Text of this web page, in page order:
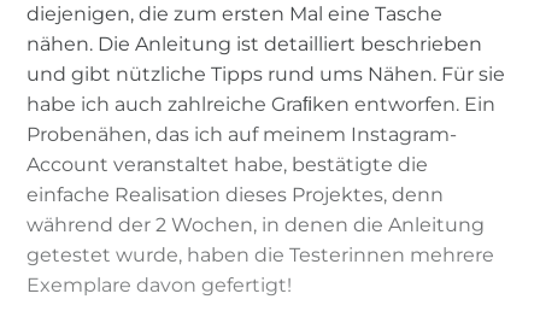
diejenigen, die zum ersten Mal eine Tasche
nähen. Die Anleitung ist detailliert beschrieben
und gibt nützliche Tipps rund ums Nähen. Für sie
habe ich auch zahlreiche Graﬁken entworfen. Ein
Probenähen, das ich auf meinem Instagram-
Account veranstaltet habe, bestätigte die
einfache Realisation dieses Projektes, denn
während der 2 Wochen, in denen die Anleitung
getestet wurde, haben die Testerinnen mehrere
Exemplare davon gefertigt!